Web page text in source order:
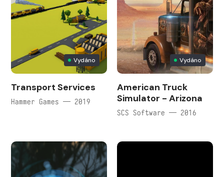
Vydáno
Transport Services
Hammer Games — 2019
Vydáno
American Truck
Simulator - Arizona
SCS Software — 2016